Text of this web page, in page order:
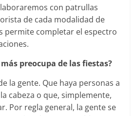
con patrullas
de cada modalidad de
permite completar el espectro
más preocupa de las fiestas?
la gente. Que haya personas a
cabeza o que, simplemente,
Por regla general, la gente se